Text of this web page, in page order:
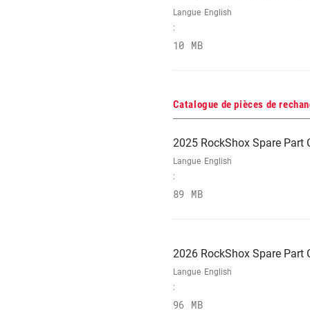
Langue
:
English
10 MB
Catalogue de pièces de
2025 RockShox Spare Part
Langue
:
English
89 MB
2026 RockShox Spare Part
Langue
:
English
96 MB